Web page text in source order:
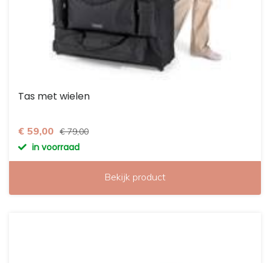
Tas met wielen
€ 59,00 € 79,00
in voorraad
Bekijk product